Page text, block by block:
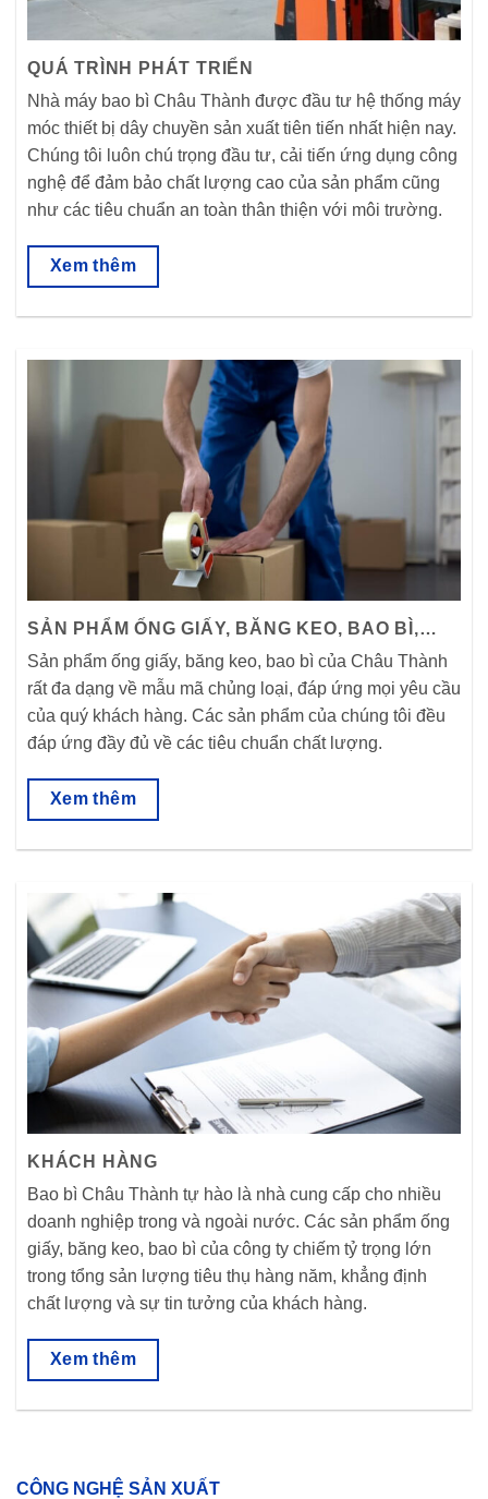
QUÁ TRÌNH PHÁT TRIỂN
Nhà máy bao bì Châu Thành được đầu tư hệ thống máy
móc thiết bị dây chuyền sản xuất tiên tiến nhất hiện nay.
Chúng tôi luôn chú trọng đầu tư, cải tiến ứng dụng công
nghệ để đảm bảo chất lượng cao của sản phẩm cũng
như các tiêu chuẩn an toàn thân thiện với môi trường.
Xem thêm
SẢN PHẨM ỐNG GIẤY, BĂNG KEO, BAO BÌ,…
Sản phẩm ống giấy, băng keo, bao bì của Châu Thành
rất đa dạng về mẫu mã chủng loại, đáp ứng mọi yêu cầu
của quý khách hàng. Các sản phẩm của chúng tôi đều
đáp ứng đầy đủ về các tiêu chuẩn chất lượng.
Xem thêm
KHÁCH HÀNG
Bao bì Châu Thành tự hào là nhà cung cấp cho nhiều
doanh nghiệp trong và ngoài nước. Các sản phẩm ống
giấy, băng keo, bao bì của công ty chiếm tỷ trọng lớn
trong tổng sản lượng tiêu thụ hàng năm, khẳng định
chất lượng và sự tin tưởng của khách hàng.
Xem thêm
CÔNG NGHỆ SẢN XUẤT